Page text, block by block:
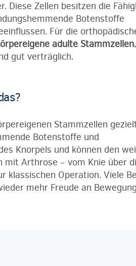
Diese Zellen besitzen die
Botenstoffe
Für die
adulte Stammzellen
gut verträglich.
Stammzellen
Botenstoffe und
Knorpels und können den
mit Arthrose – vom Knie über
klassischen Operation. Viele
mehr Freude an